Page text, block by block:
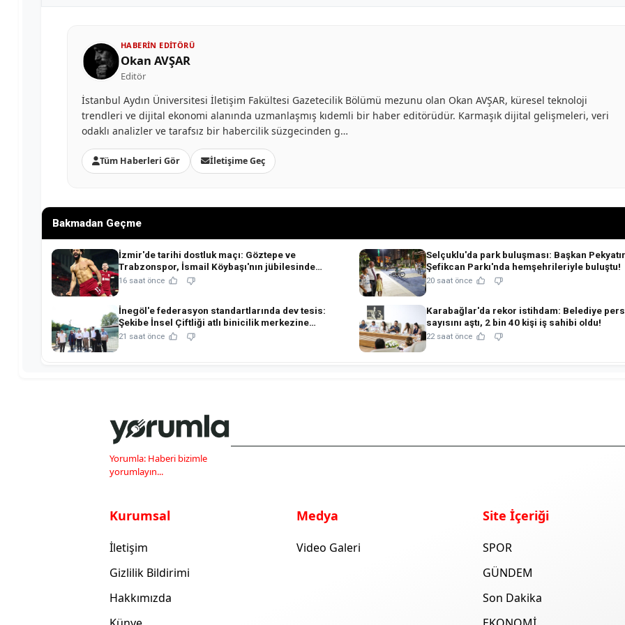
HABERIN EDITÖRÜ
Okan AVŞAR
Editör
İstanbul Aydın Üniversitesi İletişim Fakültesi Gazetecilik Bölümü mezunu olan Okan AVŞAR, küresel teknoloji
trendleri ve dijital ekonomi alanında uzmanlaşmış kıdemli bir haber editörüdür. Karmaşık dijital gelişmeleri, veri
odaklı analizler ve tarafsız bir habercilik süzgecinden g…
Tüm Haberleri Gör İletişime Geç
Bakmadan Geçme
İzmir'de tarihi dostluk maçı: Göztepe ve
Trabzonspor, İsmail Köybaşı'nın jübilesinde
buluşuyor!
16 saat önce
Selçuklu'da park buluşması: Başkan
Şefikcan Parkı'nda hemşehrileriyle buluştu!
20 saat önce
İnegöl'e federasyon standartlarında dev tesis:
Şekibe İnsel Çiftliği atlı binicilik merkezine
dönüşüyor!
21 saat önce
Karabağlar'da rekor istihdam: Belediye
sayısını aştı, 2 bin 40 kişi iş sahibi oldu!
22 saat önce
Yorumla: Haberi bizimle
yorumlayın...
Kurumsal
İletişim
Gizlilik Bildirimi
Hakkımızda
Medya
Video Galeri
Site İçeriği
SPOR
GÜNDEM
Son Dakika